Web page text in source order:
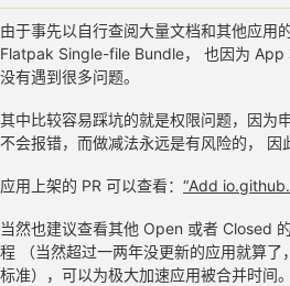
由于事先以自行查阅大量文档和其他应用
Flatpak Single-file Bundle， 也因为 App
没有遇到很多问题。
其中比较容易踩坑的就是权限问题，因为
不会报错，而做减法永远是有风险的， 因
应用上架的 PR 可以查看： “Add
当然也建议查看其他 Open 或者 Closed
程 （当然超过一两年没更新的应用就算
标准），可以为极大加速应用被合并时间。